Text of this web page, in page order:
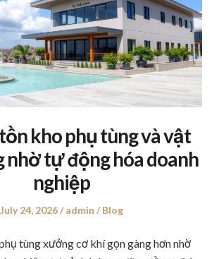
kho phụ tùng và vật
tự động hóa doanh
nghiệp
Posted
July 24, 2026 Author
admin
Posted
Blog
tùng xưởng cơ khí gọn gàng hơn nhờ